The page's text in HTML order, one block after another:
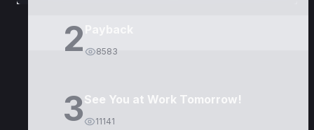
2 8583
3See You at Work Tomorrow!
11141